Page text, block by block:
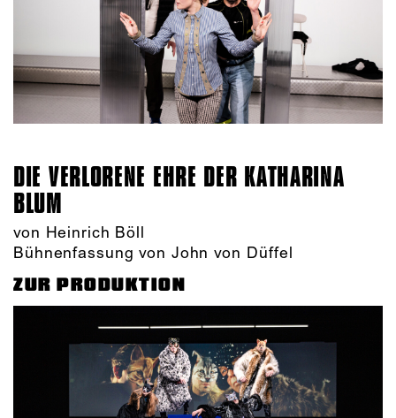
DIE VERLORENE EHRE DER KATHARINA
BLUM
von Heinrich Böll
Bühnenfassung von John von Düffel
ZUR PRODUKTION